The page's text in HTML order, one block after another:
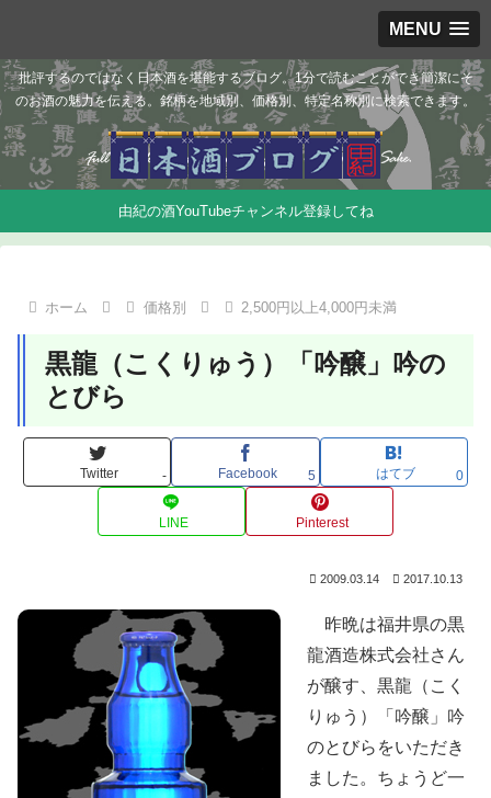
MENU
批評するのではなく日本酒を堪能するブログ。1分で読むことができ簡潔にそ
のお酒の魅力を伝える。銘柄を地域別、価格別、特定名称別に検索できます。
由紀の酒YouTubeチャンネル登録してね
ホーム 価格別 2,500円以上4,000円未満
黒龍（こくりゅう）「吟醸」吟の
とびら
Twitter - Facebook 5 はてブ 0
LINE Pinterest
2009.03.14 2017.10.13
昨晩は福井県の黒
龍酒造株式会社さん
が醸す、黒龍（こく
りゅう）「吟醸」吟
のとびらをいただき
ました。ちょうど一